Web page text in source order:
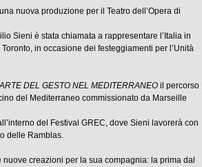
nuova produzione per il Teatro dell’Opera di
Sieni è stata chiamata a rappresentare l’Italia in
in occasione dei festeggiamenti per l’Unità
ARTE DEL GESTO NEL MEDITERRANEO il percorso
del Mediterraneo commissionato da Marseille
del Festival GREC, dove Sieni lavorerà con
delle Ramblas.
creazioni per la sua compagnia: la prima dal